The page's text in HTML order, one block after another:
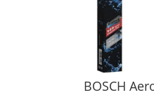
BOSCH